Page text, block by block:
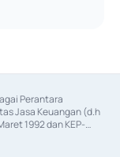
Perantara
Jasa Keuangan (d.h
1992 dan KEP-
Penjamin Emisi
Nomor KEP-